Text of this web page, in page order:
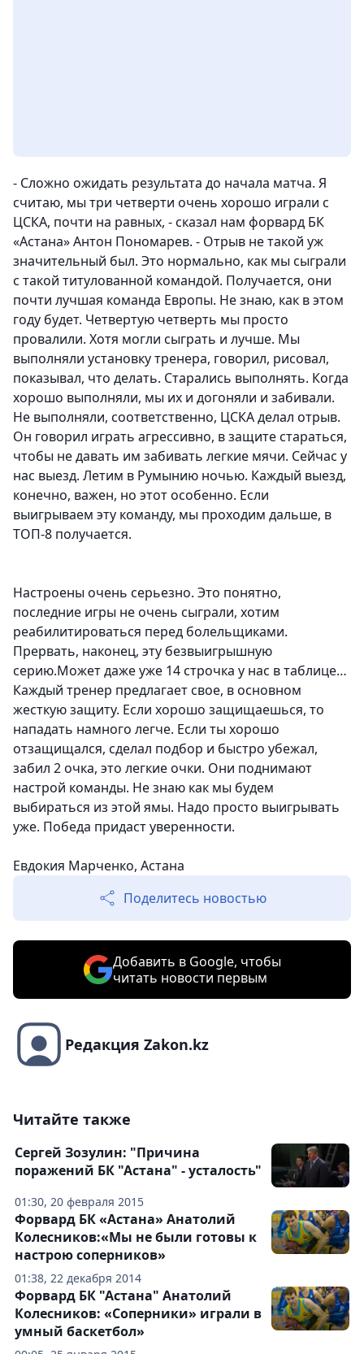
- Сложно ожидать результата до начала матча. Я
считаю, мы три четверти очень хорошо играли с
ЦСКА, почти на равных, - сказал нам форвард БК
«Астана» Антон Пономарев. - Отрыв не такой уж
значительный был. Это нормально, как мы сыграли
с такой титулованной командой. Получается, они
почти лучшая команда Европы. Не знаю, как в этом
году будет. Четвертую четверть мы просто
провалили. Хотя могли сыграть и лучше. Мы
выполняли установку тренера, говорил, рисовал,
показывал, что делать. Старались выполнять. Когда
хорошо выполняли, мы их и догоняли и забивали.
Не выполняли, соответственно, ЦСКА делал отрыв.
Он говорил играть агрессивно, в защите стараться,
чтобы не давать им забивать легкие мячи. Сейчас у
нас выезд. Летим в Румынию ночью. Каждый выезд,
конечно, важен, но этот особенно. Если
выигрываем эту команду, мы проходим дальше, в
ТОП-8 получается.
Настроены очень серьезно. Это понятно,
последние игры не очень сыграли, хотим
реабилитироваться перед болельщиками.
Прервать, наконец, эту безвыигрышную
серию.Может даже уже 14 строчка у нас в таблице…
Каждый тренер предлагает свое, в основном
жесткую защиту. Если хорошо защищаешься, то
нападать намного легче. Если ты хорошо
отзащищался, сделал подбор и быстро убежал,
забил 2 очка, это легкие очки. Они поднимают
настрой команды. Не знаю как мы будем
выбираться из этой ямы. Надо просто выигрывать
уже. Победа придаст уверенности.
Евдокия Марченко, Астана
Поделитесь новостью
Добавить в Google, чтобы
читать новости первым
Редакция Zakon.kz
Читайте также
01:30, 20 февраля 2015
Сергей Зозулин: "Причина
поражений БК "Астана" - усталость"
01:38, 22 декабря 2014
Форвард БК «Астана» Анатолий
Колесников:«Мы не были готовы к
настрою соперников»
Форвард БК "Астана" Анатолий
Колесников: «Соперники» играли в
умный баскетбол»